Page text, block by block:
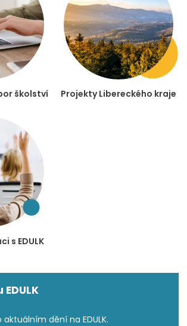
školství Projekty Libereckého kraje
s EDULK
dění na EDULK.